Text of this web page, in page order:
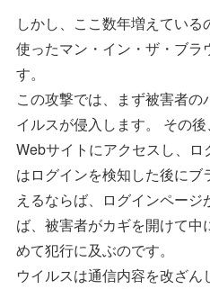
しかし、ここ数年増えてい
使ったマン・イン・ザ・ブ
す。
この攻撃では、まず被害者
イルスが侵入します。 その
Webサイトにアクセスし、
はログインを検知した後に
えるならば、ログインペー
ば、被害者がカギを開けて
めて犯行に及ぶのです。
ウイルスは通信内容を改ざ